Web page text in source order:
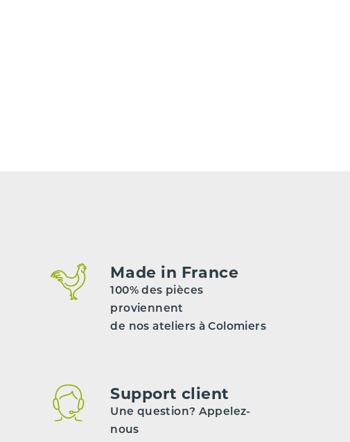
Made in France
100% des pièces
proviennent
de nos ateliers à Colomiers
Support client
Une question? Appelez-
nous